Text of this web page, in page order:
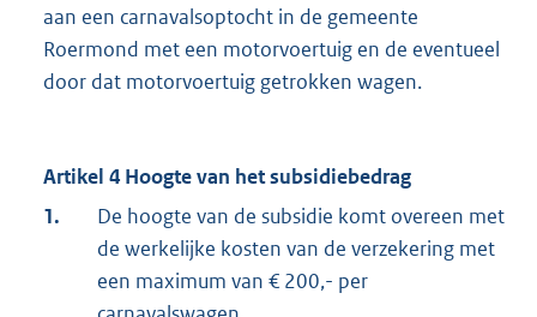
aan een carnavalsoptocht in de gemeente
Roermond met een motorvoertuig en de eventueel
door dat motorvoertuig getrokken wagen.
Artikel 4 Hoogte van het subsidiebedrag
1.
De hoogte van de subsidie komt overeen met
de werkelijke kosten van de verzekering met
een maximum van € 200,- per